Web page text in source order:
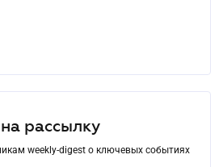
рассылку
weekly-digest о ключевых событиях